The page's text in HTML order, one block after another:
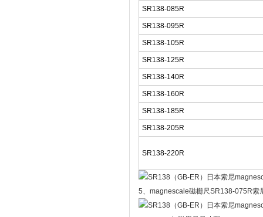
SR138-085R
SR138-095R
SR138-105R
SR138-125R
SR138-140R
SR138-160R
SR138-185R
SR138-205R
SR138-220R
5、magnescale磁栅尺SR138-075R索